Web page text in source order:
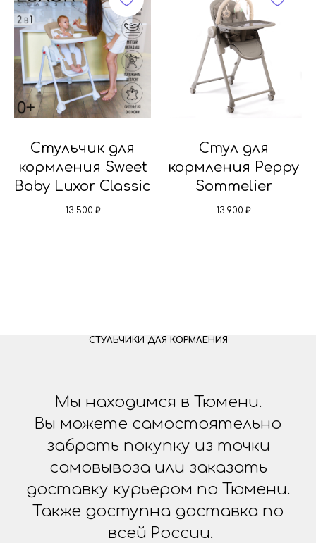
Стульчик для
кормления Sweet
Baby Luxor Classic
13 500 ₽
Стул для
кормления Peppy
Sommelier
13 900 ₽
СТУЛЬЧИКИ ДЛЯ КОРМЛЕНИЯ
Мы находимся в Тюмени.
Вы можете самостоятельно
забрать покупку из точки
самовывоза или заказать
доставку курьером по Тюмени.
Также доступна доставка по
всей России.